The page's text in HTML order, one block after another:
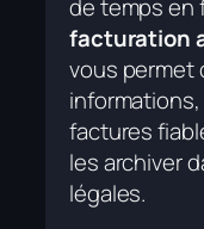
de temps en
facturation
vous permet
factures
les archiver
légales.